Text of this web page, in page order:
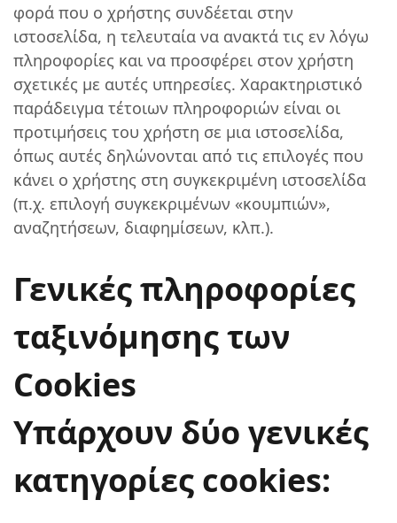
φορά που ο χρήστης συνδέεται στην
ιστοσελίδα, η τελευταία να ανακτά τις εν λόγω
πληροφορίες και να προσφέρει στον χρήστη
σχετικές με αυτές υπηρεσίες. Χαρακτηριστικό
παράδειγμα τέτοιων πληροφοριών είναι οι
προτιμήσεις του χρήστη σε μια ιστοσελίδα,
όπως αυτές δηλώνονται από τις επιλογές που
κάνει ο χρήστης στη συγκεκριμένη ιστοσελίδα
(π.χ. επιλογή συγκεκριμένων «κουμπιών»,
αναζητήσεων, διαφημίσεων, κλπ.).
Γενικές πληροφορίες
ταξινόμησης των
Cookies
Υπάρχουν δύο γενικές
κατηγορίες cookies: